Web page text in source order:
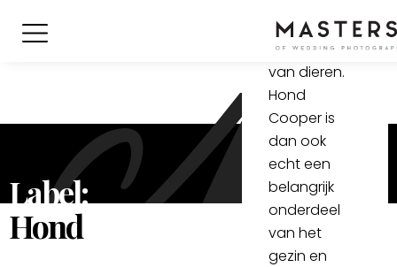
Label:
Hond
houden
enorm veel
van dieren.
Hond
Cooper is
dan ook
echt een
belangrijk
onderdeel
van het
gezin en